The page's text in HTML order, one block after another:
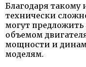
Благодаря
технически
могут
объемом
мощности и
моделям.